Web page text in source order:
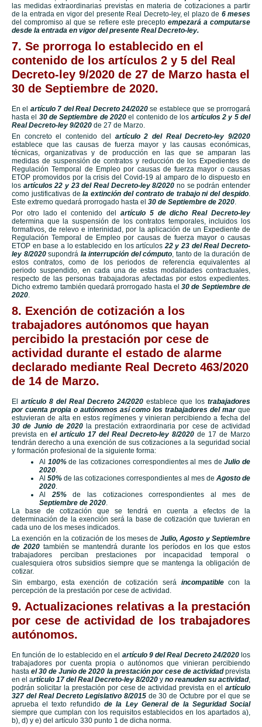
las medidas extraordinarias previstas en materia de cotizaciones a partir
de la entrada en vigor del presente Real Decreto-ley, el plazo de 6 meses
del compromiso al que se refiere este precepto empezará a computarse
desde la entrada en vigor del presente Real Decreto-ley.
7. Se prorroga lo establecido en el
contenido de los artículos 2 y 5 del Real
Decreto-ley 9/2020 de 27 de Marzo hasta el
30 de Septiembre de 2020.
En el artículo 7 del Real Decreto 24/2020se establece que se prorrogará
hasta el 30 de Septiembre de 2020 el contenido de los artículos 2 y 5 del
Real Decreto-ley 9/2020 de 27 de Marzo.
En concreto el contenido del artículo 2 del Real Decreto-ley 9/2020
establece que las causas de fuerza mayor y las causas económicas,
técnicas, organizativas y de producción en las que se amparan las
medidas de suspensión de contratos y reducción de los Expedientes de
Regulación Temporal de Empleo por causas de fuerza mayor o causas
ETOP promovidos por la crisis del Covid-19 al amparo de lo dispuesto en
los artículos 22 y 23 del Real Decreto-ley 8/2020 no se podrán entender
como justificativas dela extinción del contrato de trabajo ni del despido.
Este extremo quedará prorrogado hasta el 30 de Septiembre de 2020.
Por otro lado el contenido del artículo 5 de dicho Real Decreto-ley
determina que la suspensión de los contratos temporales, incluidos los
formativos, de relevo e interinidad, por la aplicación de un Expediente de
Regulación Temporal de Empleo por causas de fuerza mayor o causas
ETOP en base a lo establecido en los artículos22 y 23 del Real Decreto-
ley 8/2020supondrá la interrupción del cómputo, tanto de la duración de
estos contratos, como de los periodos de referencia equivalentes al
periodo suspendido, en cada una de estas modalidades contractuales,
respecto de las personas trabajadoras afectadas por estos expedientes.
Dicho extremo también quedará prorrogado hasta el30 de Septiembre de
2020.
8. Exención de cotización a los
trabajadores autónomos que hayan
percibido la prestación por cese de
actividad durante el estado de alarme
declarado mediante Real Decreto 463/2020
de 14 de Marzo.
El artículo 8 del Real Decreto 24/2020 establece que los trabajadores
por cuenta propia o autónomos así como los trabajadores del mar que
estuvieran de alta en estos regímenes y vinieran percibiendo a fecha del
30 de Junio de 2020la prestación extraordinaria por cese de actividad
prevista en el artículo 17 del Real Decreto-ley 8/2020 de 17 de Marzo
tendrán derecho a una exención de sus cotizaciones a la seguridad social
y formación profesional de la siguiente forma:
Al 100%de las cotizaciones correspondientes al mes deJulio de
2020.
Al 50% de las cotizaciones correspondientes al mes de Agosto de
2020.
Al25%de las cotizaciones correspondientes al mes de
Septiembre de 2020.
La base de cotización que se tendrá en cuenta a efectos de la
determinación de la exención será la base de cotización que tuvieran en
cada uno de los meses indicados.
La exención en la cotización de los meses de Julio, Agosto y Septiembre
de 2020también se mantendrá durante los períodos en los que estos
trabajadores perciban prestaciones por incapacidad temporal o
cualesquiera otros subsidios siempre que se mantenga la obligación de
cotizar.
Sin embargo, esta exención de cotización será incompatiblecon la
percepción de la prestación por cese de actividad.
9. Actualizaciones relativas a la prestación
por cese de actividad de los trabajadores
autónomos.
En función de lo establecido en el artículo 9 del Real Decreto 24/2020los
trabajadores por cuenta propia o autónomos que vinieran percibiendo
hastael 30 de Junio de 2020 la prestación por cese de actividadprevista
en el artículo 17 del Real Decreto-ley 8/2020 y no reanuden su actividad,
podrán solicitar la prestación por cese de actividad prevista en el artículo
327 del Real Decreto Legislativo 8/2015 de 30 de Octubre por el que se
aprueba el texto refundido de la Ley General de la Seguridad Social
siempre que cumplan con los requisitos establecidos en los apartados a),
b), d) y e) del artículo 330 punto 1 de dicha norma.